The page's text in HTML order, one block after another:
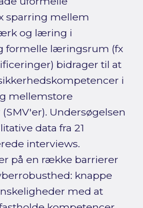
sparring mellem
og læring i
formelle læringsrum (fx
bidrager til at
i
mellemstore
Undersøgelsen
data fra 21
interviews.
på en række barrierer
knappe
med at